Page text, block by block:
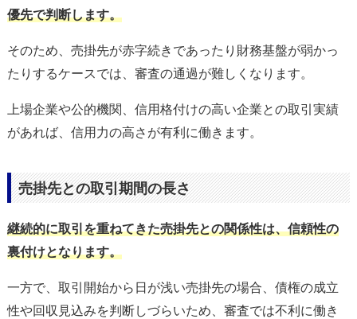
優先で判断します。
そのため、売掛先が赤字続きであったり財務基盤が弱かっ
たりするケースでは、審査の通過が難しくなります。
上場企業や公的機関、信用格付けの高い企業との取引実績
があれば、信用力の高さが有利に働きます。
売掛先との取引期間の長さ
継続的に取引を重ねてきた売掛先との関係性は、信頼性の
裏付けとなります。
一方で、取引開始から日が浅い売掛先の場合、債権の成立
性や回収見込みを判断しづらいため、審査では不利に働き